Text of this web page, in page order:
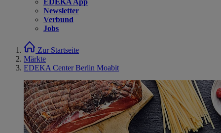
EDEKA App
Newsletter
Verbund
Jobs
Zur Startseite
Märkte
EDEKA Center Berlin Moabit